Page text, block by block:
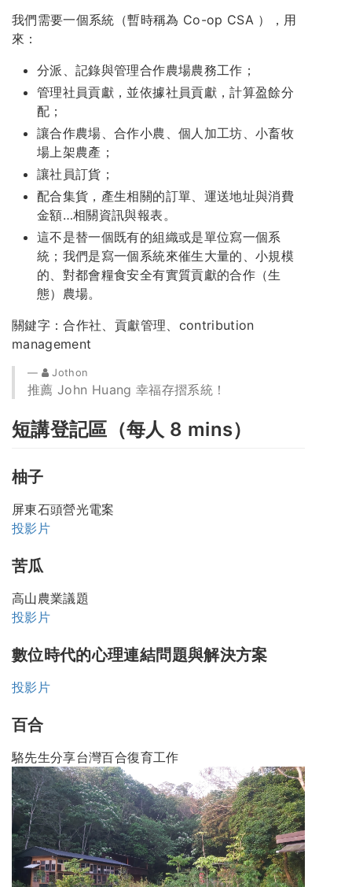
我們需要一個系統（暫時稱為 Co-op CSA ），用
來：
分派、記錄與管理合作農場農務工作；
管理社員貢獻，並依據社員貢獻，計算盈餘分
配；
讓合作農場、合作小農、個人加工坊、小畜牧
場上架農產；
讓社員訂貨；
配合集貨，產生相關的訂單、運送地址與消費
金額…相關資訊與報表。
這不是替一個既有的組織或是單位寫一個系
統；我們是寫一個系統來催生大量的、小規模
的、對都會糧食安全有實質貢獻的合作（生
態）農場。
關鍵字：合作社、貢獻管理、contribution
management
Jothon
推薦 John Huang 幸福存摺系統！
短講登記區（每人 8 mins）
柚子
屏東石頭營光電案
投影片
苦瓜
高山農業議題
投影片
數位時代的心理連結問題與解決方案
投影片
百合
駱先生分享台灣百合復育工作